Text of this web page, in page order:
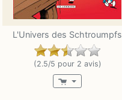
L'Univers des Schtroumpfs
(2.5/5 pour 2 avis)